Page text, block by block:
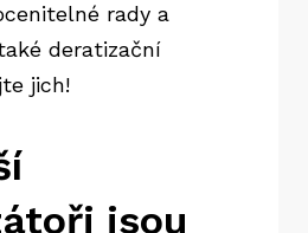
rady a
deratizační
jich!
jsou